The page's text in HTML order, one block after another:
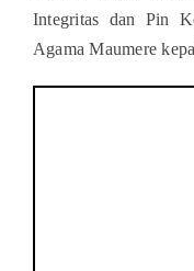
Integritas dan Pin
Agama Maumere